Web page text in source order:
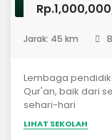
Jarak: 45 km
Lembaga
Qur'an, baik dari
sehari-hari
LIHAT SEKOLAH